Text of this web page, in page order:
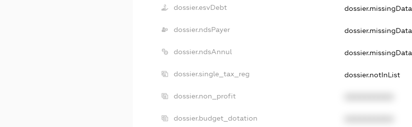
dossier.esvDebt dossier.missingData
dossier.ndsPayer dossier.missingData
dossier.ndsAnnul dossier.missingData
dossier.single_tax_reg dossier.notInList
dossier.non_profit
dossier.budget_dotation